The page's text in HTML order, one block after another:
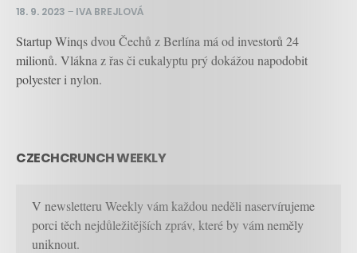
18. 9. 2023 – IVA BREJLOVÁ
Startup Winqs dvou Čechů z Berlína má od investorů 24
milionů. Vlákna z řas či eukalyptu prý dokážou napodobit
polyester i nylon.
CZECHCRUNCH WEEKLY
V newsletteru Weekly vám každou neděli naservírujeme
porci těch nejdůležitějších zpráv, které by vám neměly
uniknout.